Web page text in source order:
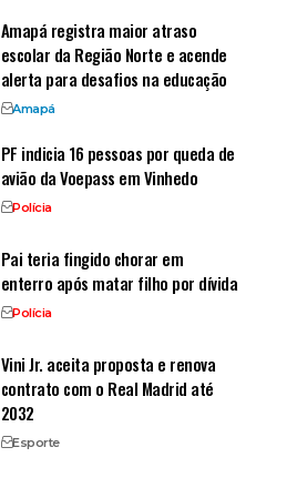
Amapá registra maior atraso
escolar da Região Norte e acende
alerta para desafios na educação
Amapá
PF indicia 16 pessoas por queda de
avião da Voepass em Vinhedo
Polícia
Pai teria fingido chorar em
enterro após matar filho por dívida
Polícia
Vini Jr. aceita proposta e renova
contrato com o Real Madrid até
2032
Esporte